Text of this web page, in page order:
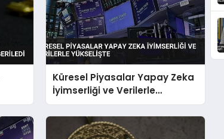
Küresel Piyasalar Yapay Zeka
İyimserliği ve Verilerle
Yükselişte